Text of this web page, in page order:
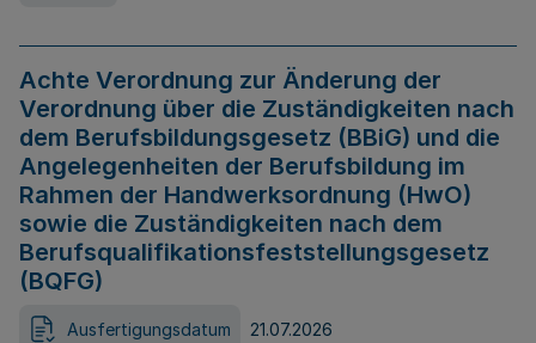
Achte Verordnung zur Änderung der
Verordnung über die Zuständigkeiten nach
dem Berufsbildungsgesetz (BBiG) und die
Angelegenheiten der Berufsbildung im
Rahmen der Handwerksordnung (HwO)
sowie die Zuständigkeiten nach dem
Berufsqualifikationsfeststellungsgesetz
(BQFG)
Ausfertigungsdatum 21.07.2026